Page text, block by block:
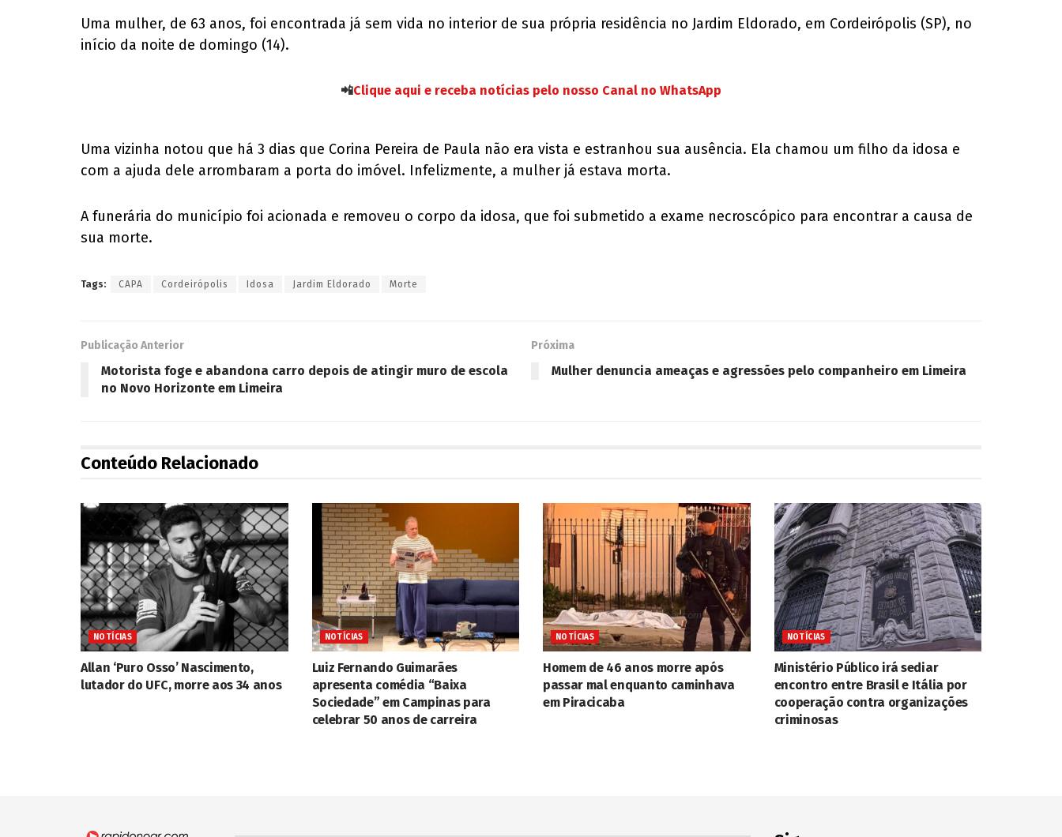
Uma mulher, de 63 anos, foi encontrada já sem vida no interior de sua própria residência no Jardim Eldorado, em Cordeirópolis (SP), no
início da noite de domingo (14).
📲Clique aqui e receba notícias pelo nosso Canal no WhatsApp
Uma vizinha notou que há 3 dias que Corina Pereira de Paula não era vista e estranhou sua ausência. Ela chamou um filho da idosa e
com a ajuda dele arrombaram a porta do imóvel. Infelizmente, a mulher já estava morta.
A funerária do município foi acionada e removeu o corpo da idosa, que foi submetido a exame necroscópico para encontrar a causa de
sua morte.
Tags: CAPA Cordeirópolis Idosa Jardim Eldorado Morte
Publicação Anterior
Motorista foge e abandona carro depois de atingir muro de escola
no Novo Horizonte em Limeira
Próxima
Mulher denuncia ameaças e agressões pelo companheiro em Limeira
Conteúdo Relacionado
NOTÍCIAS
Allan ‘Puro Osso’ Nascimento,
lutador do UFC, morre aos 34 anos
NOTÍCIAS
Luiz Fernando Guimarães
apresenta comédia “Baixa
Sociedade” em Campinas para
celebrar 50 anos de carreira
NOTÍCIAS
Homem de 46 anos morre após
passar mal enquanto caminhava
em Piracicaba
NOTÍCIAS
Ministério Público irá sediar
encontro entre Brasil e Itália por
cooperação contra organizações
criminosas